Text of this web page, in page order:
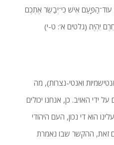
אִישׁ כִּי־יְבַשֵׂר אֶתְכֶם
יִהְיֶה׃ (גלטים א': ט-י)
ואנטי-נצרות), מה
ידי האויב. כן, אנחנו יכולים
הוא די נכון, העם היהודי
זאת, ההקשר שבו נאמרת